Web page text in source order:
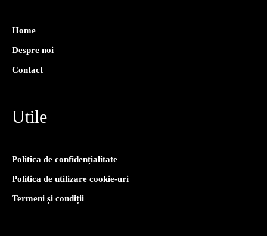
Home
Despre noi
Contact
Utile
Politica de confidențialitate
Politica de utilizare cookie-uri
Termeni și condiții